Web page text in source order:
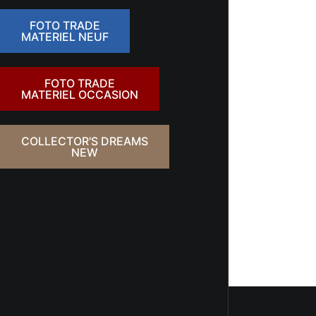
FOTO TRADE
MATERIEL NEUF
FOTO TRADE
MATERIEL OCCASION
COLLECTOR'S DREAMS
NEW